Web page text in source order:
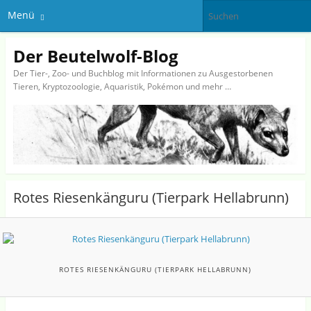
Menü
Der Beutelwolf-Blog
Der Tier-, Zoo- und Buchblog mit Informationen zu Ausgestorbenen
Tieren, Kryptozoologie, Aquaristik, Pokémon und mehr …
Rotes Riesenkänguru (Tierpark Hellabrunn)
ROTES RIESENKÄNGURU (TIERPARK HELLABRUNN)